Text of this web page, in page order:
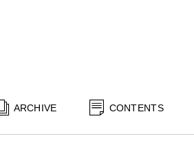
ARCHIVE CONTENTS